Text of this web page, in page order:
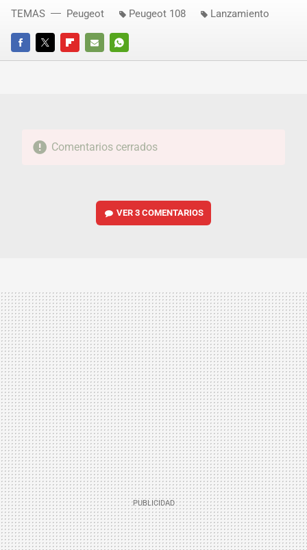
FACEBOOKTWITTERFLIPBOARD
E-
WHATSAPP
TEMAS Peugeot Peugeot 108 Lanzamiento
Comentarios cerrados
VER3 COMENTARIOS